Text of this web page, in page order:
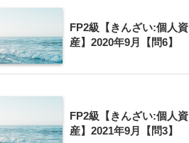
Y社
FP2級【きんざい:個人資
産】2020年9月【問6】
FP2級【きんざい:個人資
産】2021年9月【問3】